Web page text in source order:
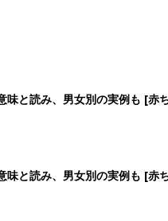
2 3 4 5 >